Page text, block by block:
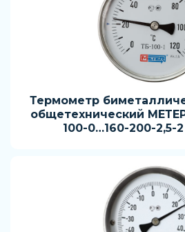
Термометр
общетехнический
100-0…160-200-2,5-2